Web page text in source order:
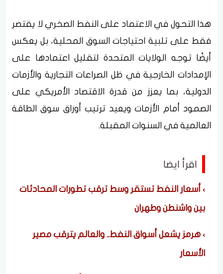
هذا التحول في الاعتماد على النفط الصخري لا يقتصر
فقط على تلبية احتياجات السوق المحلية، بل يعكس
أيضًا توجه الولايات المتحدة لتقليل اعتمادها على
الإمدادات الخارجية في ظل الصراعات التجارية والأزمات
الدولية، بما يعزز من قدرة الاقتصاد الأمريكي على
الصمود أمام الأزمات ويعيد ترتيب أوراق سوق الطاقة
العالمية في السنوات المقبلة.
اقرأ ايضا
أسعار النفط تستقر وسط ترقب تطورات المحادثات
بين واشنطن وطهران
هرمز يشعل أسواق النفط.. والعالم يترقب مصير
الأسعار